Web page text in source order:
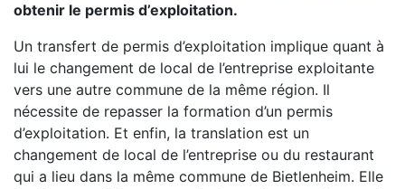
obtenir le permis d’exploitation.
Un transfert de permis d’exploitation implique quant à
lui le changement de local de l’entreprise exploitante
vers une autre commune de la même région. Il
nécessite de repasser la formation d’un permis
d’exploitation. Et enfin, la translation est un
changement de local de l’entreprise ou du restaurant
qui a lieu dans la même commune de Bietlenheim. Elle